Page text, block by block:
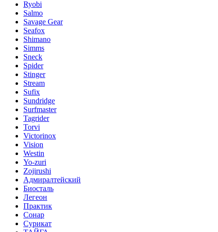
Ryobi
Salmo
Savage Gear
Seafox
Shimano
Simms
Sneck
Spider
Stinger
Stream
Sufix
Sundridge
Surfmaster
Tagrider
Torvi
Victorinox
Vision
Westin
Yo-zuri
Zojirushi
Адмиралтейский
Биосталь
Легеон
Практик
Сонар
Сурикат